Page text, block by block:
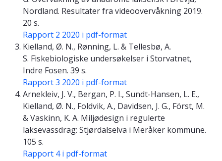
Nordland. Resultater fra videoovervåkning 2019.
20 s.
Rapport 2 2020 i pdf-format
Kielland, Ø. N., Rønning, L. & Tellesbø, A.
S. Fiskebiologiske undersøkelser i Storvatnet,
Indre Fosen. 39 s.
Rapport 3 2020 i pdf-format
Arnekleiv, J. V., Bergan, P. I., Sundt-Hansen, L. E.,
Kielland, Ø. N., Foldvik, A., Davidsen, J. G., Först, M.
& Vaskinn, K. A. Miljødesign i regulerte
laksevassdrag: Stjørdalselva i Meråker kommune.
105 s.
Rapport 4 i pdf-format